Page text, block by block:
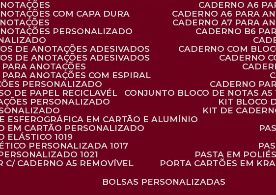
CADERNO A6
COM CAPA DURA
CADERNO A6 PARA
CADERNO A7 PARA
PERSONALIZADO
CADERNO B6
DE ANOTAÇÕES ADESIVADOS
CADERNO COM
DE ANOTAÇÕES ADESIVADOS
CADERNO
ANOTAÇÕES
PARA ANOTAÇÕES COM ESPIRAL
PERSONALIZADO
CADERNO
DE PAPEL RECICLAVÉL
CONJUNTO BLOCO DE NOTAS A5
PERSONALIZADO
KIT BLOCO
KIT DE
ESFEROGRÁFICA EM CARTÃO E ALUMÍNIO
EM CARTÃO PERSONALIZADO
ELÁSTICO 1019
PERSONALIZADA 1017
1021
PASTA EM
C/ CADERNO A5 REMOVÍVEL
PORTA CARTÕES EM
BOLSAS PERSONALIZADAS